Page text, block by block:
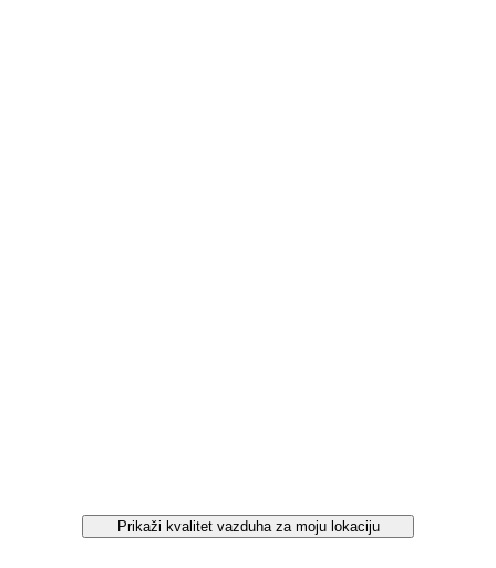
Prikaži kvalitet vazduha za moju lokaciju